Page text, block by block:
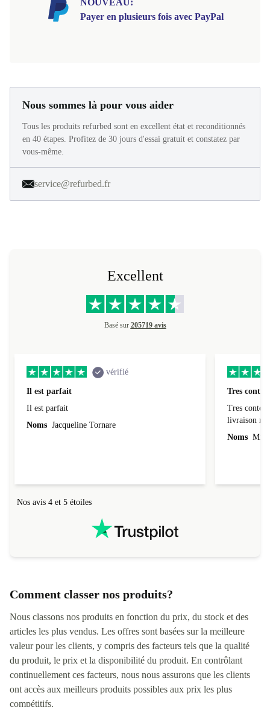
Payer en plusieurs fois avec PayPal
Nous sommes là pour vous aider
Tous les produits refurbed sont en excellent état et reconditionnés
en 40 étapes. Profitez de 30 jours d'essai gratuit et constatez par
vous-même.
service@refurbed.fr
Excellent
Basé sur 205719 avis
vérifié
Il est parfait
Il est parfait
Noms Jacqueline Tornare
Tres
Tres
Noms
Nos avis 4 et 5 étoiles
Comment classer nos produits?
Nous classons nos produits en fonction du prix, du stock et des
articles les plus vendus. Les offres sont basées sur la meilleure
valeur pour les clients, y compris des facteurs tels que la qualité
du produit, le prix et la disponibilité du produit. En contrôlant
continuellement ces facteurs, nous nous assurons que les clients
ont accès aux meilleurs produits possibles aux prix les plus
compétitifs.